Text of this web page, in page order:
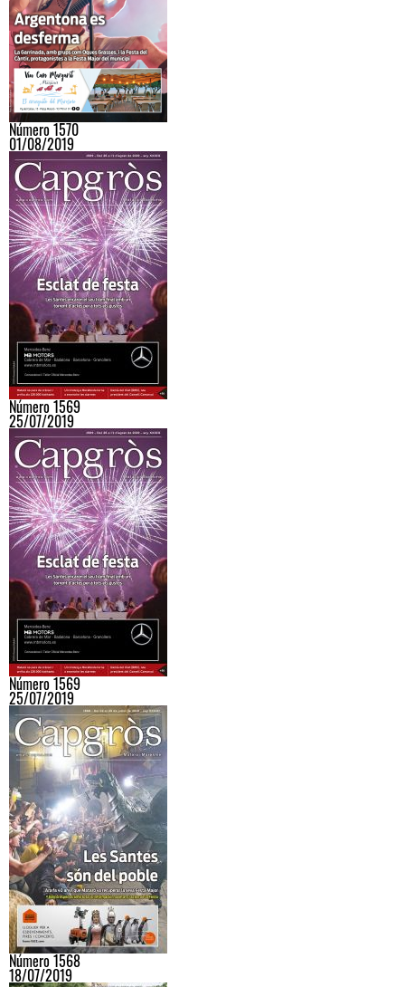
Número 1570
01/08/2019
Número 1569
25/07/2019
Número 1569
25/07/2019
Número 1568
18/07/2019